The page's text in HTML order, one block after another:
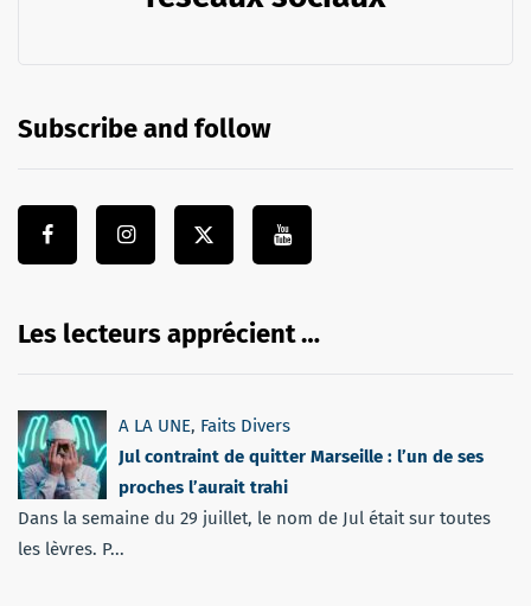
Subscribe and follow
Les lecteurs apprécient …
A LA UNE, Faits Divers
Jul contraint de quitter Marseille : l’un de ses
proches l’aurait trahi
Dans la semaine du 29 juillet, le nom de Jul était sur toutes
les lèvres. P...